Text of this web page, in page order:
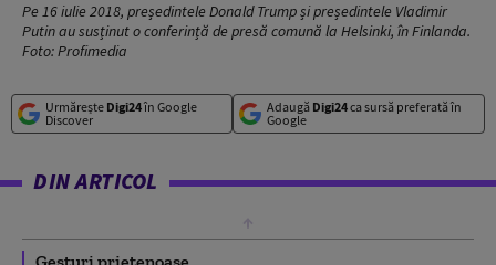
Pe 16 iulie 2018, președintele Donald Trump și președintele Vladimir
Putin au susținut o conferință de presă comună la Helsinki, în Finlanda.
Foto: Profimedia
Urmărește Digi24în Google
Discover
Adaugă Digi24ca sursă preferată în
Google
DIN ARTICOL